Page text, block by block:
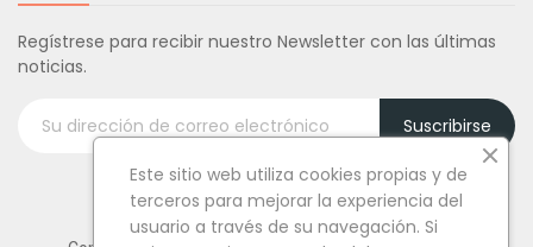
Regístrese para recibir nuestro Newsletter con las últimas
noticias.
Suscribirse
Este sitio web utiliza cookies propias y de
terceros para mejorar la experiencia del
usuario a través de su navegación. Si